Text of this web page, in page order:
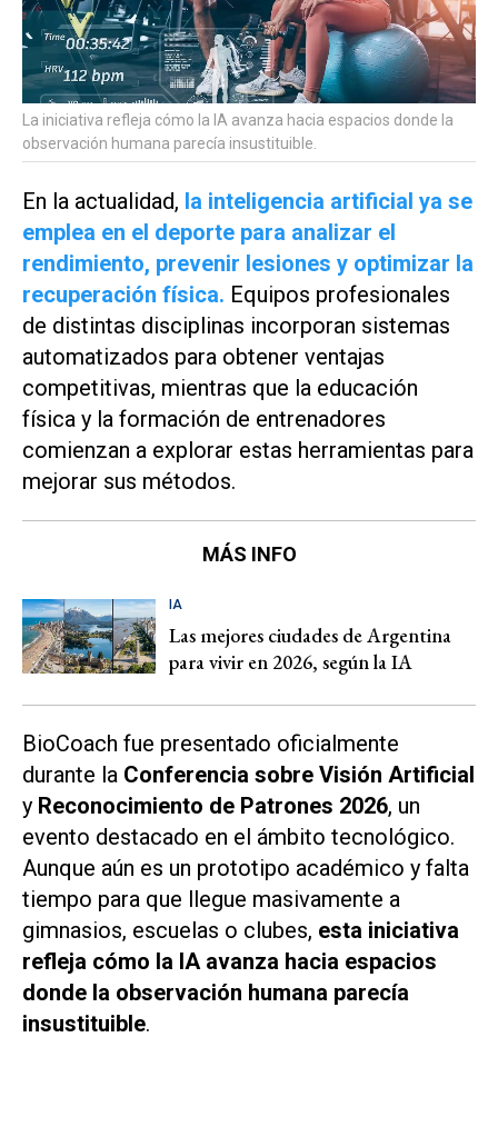
La iniciativa refleja cómo la IA avanza hacia espacios donde la
observación humana parecía insustituible.
En la actualidad, la inteligencia artificial ya se
emplea en el deporte para analizar el
rendimiento, prevenir lesiones y optimizar la
recuperación física. Equipos profesionales
de distintas disciplinas incorporan sistemas
automatizados para obtener ventajas
competitivas, mientras que la educación
física y la formación de entrenadores
comienzan a explorar estas herramientas para
mejorar sus métodos.
MÁS INFO
IA
Las mejores ciudades de Argentina
para vivir en 2026, según la IA
BioCoach fue presentado oficialmente
durante la Conferencia sobre Visión Artificial
y Reconocimiento de Patrones 2026, un
evento destacado en el ámbito tecnológico.
Aunque aún es un prototipo académico y falta
tiempo para que llegue masivamente a
gimnasios, escuelas o clubes, esta iniciativa
refleja cómo la IA avanza hacia espacios
donde la observación humana parecía
insustituible.